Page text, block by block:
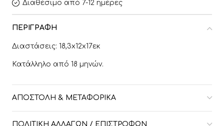
Διαθέσιμο από 7-12 ημέρες
ΠΕΡΙΓΡΑΦΉ
Διαστάσεις: 18,3x12x17εκ
Κατάλληλο από 18 μηνών.
ΑΠΟΣΤΟΛΉ & ΜΕΤΑΦΟΡΙΚΆ
ΠΟΛΙΤΙΚΉ ΑΛΛΑΓΏΝ / ΕΠΙΣΤΡΟΦΏΝ